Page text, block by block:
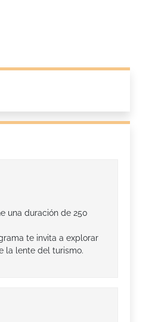
una duración de 250
te invita a explorar
la lente del turismo.